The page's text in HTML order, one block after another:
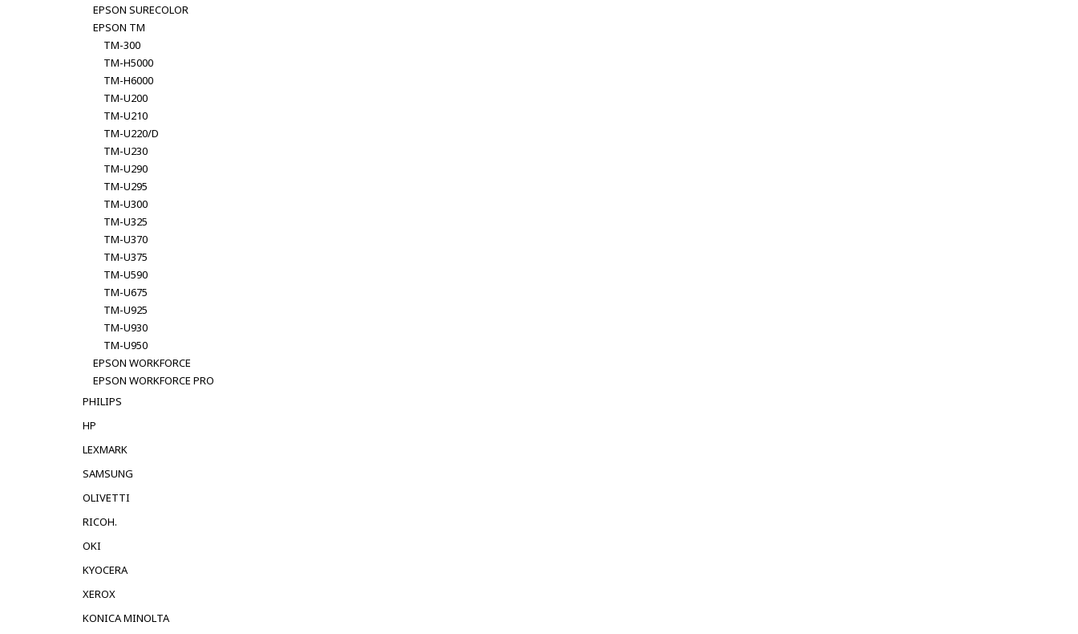
EPSON SURECOLOR
EPSON TM
TM-300
TM-H5000
TM-H6000
TM-U200
TM-U210
TM-U220/D
TM-U230
TM-U290
TM-U295
TM-U300
TM-U325
TM-U370
TM-U375
TM-U590
TM-U675
TM-U925
TM-U930
TM-U950
EPSON WORKFORCE
EPSON WORKFORCE PRO
PHILIPS
HP
LEXMARK
SAMSUNG
OLIVETTI
RICOH.
OKI
KYOCERA
XEROX
KONICA MINOLTA